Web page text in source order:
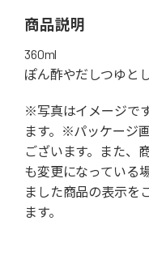
商品説明
360ml
ぽん酢やだしつゆと
※写真はイメージで
ます。※パッケージ
ございます。また、
も変更になっている
ました商品の表示を
ます。